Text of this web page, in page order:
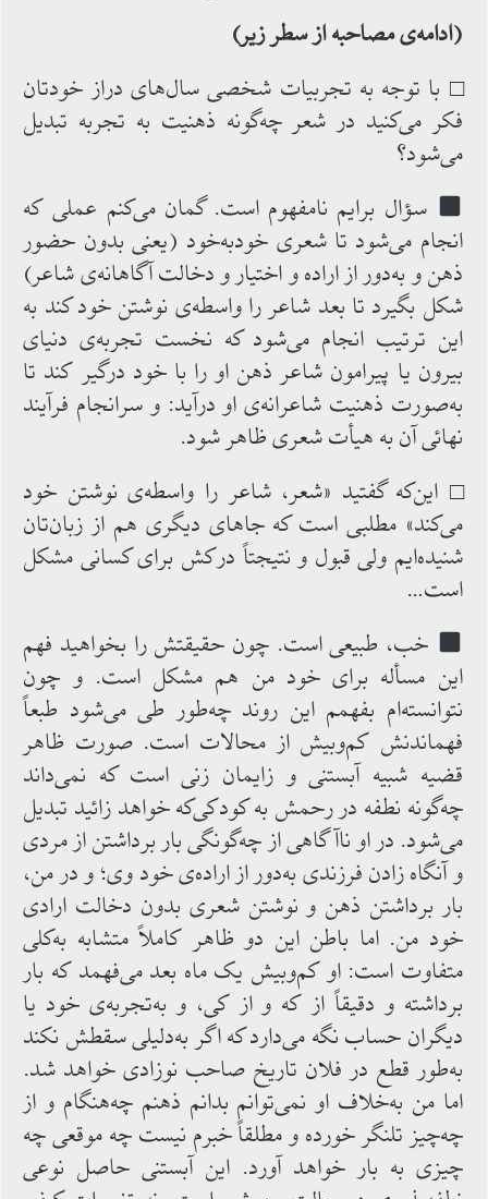
(ادامه‌‌ی مصاحبه ‌از سطر زیر)
□ با توجه به تجربیات شخصی سال‌های دراز خودتان
فکر می‌کنید در شعر چه‌گونه ذهنیت به تجربه تبدیل
می‌شود؟
سؤال برایم نامفهوم ‌است. گمان می‌کنم عملی‌ که
‌انجام ‌می‌شود تا شعری خودبه‌خود (یعنی بدون حضور
ذهن و به‌دور از اراده و اختیار و دخالت آگاهانه‌ی شاعر)
شکل ‌بگیرد تا بعد شاعر را واسطه‌ی نوشتن خود کند به‌
این ترتیب انجام ‌می‌شود که نخست تجربه‌ی ‌دنیای
بیرون یا پیرامون شاعر ذهن ‌او را با خود درگیر کند تا
به‌صورت ذهنیت شاعرانه‌ی او درآید: و سرانجام فرآیند
نهائی ‌آن به هیأت شعری ظاهر شود.
□ این‌که گفتید «شعر، شاعر را واسطه‌‌ی نوشتن خود
می‌کند» مطلبی است که جاهای دیگری‌ هم از زبان‌تان
شنیده‌ایم ولی قبول و نتیجتاً درکش برای کسانی مشکل‌
است…
خب، طبیعی است. چون حقیقتش را بخواهید فهم‌
این ‌مسأله برای خود من ‌هم مشکل است. و چون
نتوانسته‌ام ‌بفهمم ‌این روند چه‌طور طی‌ می‌شود طبعاً
فهماندنش‌ کم‌وبیش‌ از محالات ‌است. صورت ظاهر
قضیه شبیه ‌آبستنی و زایمان زنی است که ‌نمی‌داند
چه‌گونه ‌نطفه در رحمش به کودکی‌که خواهد زائید تبدیل
می‌شود. در او ناآگاهی ‌از چه‌گونگی بار برداشتن از مردی
و آنگاه زادن فرزندی به‌دور از اراده‌ی ‌خود وی؛ و در من،
بار برداشتن ذهن و نوشتن شعری بدون دخالت ‌ارادی
‌خود من. اما باطن ‌این دو ظاهر کاملاً متشابه به‌‌کلی
‌متفاوت ‌است: او کم‌وبیش یک ماه ‌بعد می‌فهمد که ‌بار
برداشته و دقیقاً از که و از کی، و به‌تجربه‌ی ‌خود یا
دیگران حساب نگه می‌دارد که اگر به‌دلیلی سقطش ‌نکند
به‌طور قطع در فلان تاریخ صاحب نوزادی خواهد شد.
اما من به‌خلاف‌ او نمی‌توانم بدانم ذهنم چه‌هنگام و از
چه‌چیز تلنگر خورده و مطلقاً خبرم نیست چه موقعی چه
‌چیزی به ‌بار خواهد آورد. این‌ آبستنی حاصل نوعی